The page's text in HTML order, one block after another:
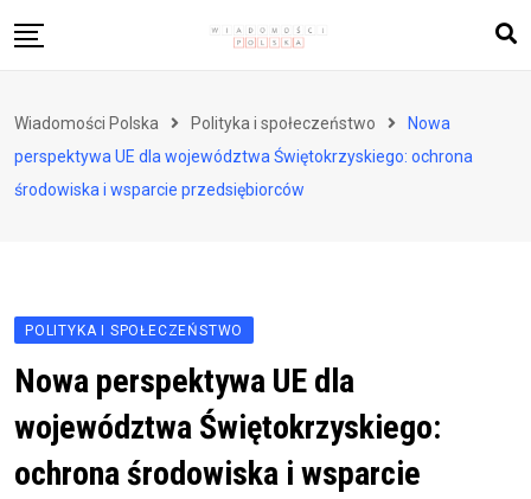
to
Zdrowie i styl życia
Polityka i społeczeństwo
Wiadomości Polska Polityka i społeczeństwo
Nowa
perspektywa UE dla województwa Świętokrzyskiego: ochrona
środowiska i wsparcie przedsiębiorców
POLITYKA I SPOŁECZEŃSTWO
Nowa perspektywa UE dla
województwa Świętokrzyskiego:
ochrona środowiska i wsparcie